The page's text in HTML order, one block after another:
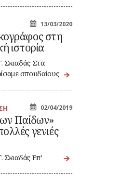
13/03/2020
στη
ιστορία
Σκιαδάς Στα
σπουδαίους
02/04/2019
Παίδων»
γενιές
Σκιαδάς Επ’